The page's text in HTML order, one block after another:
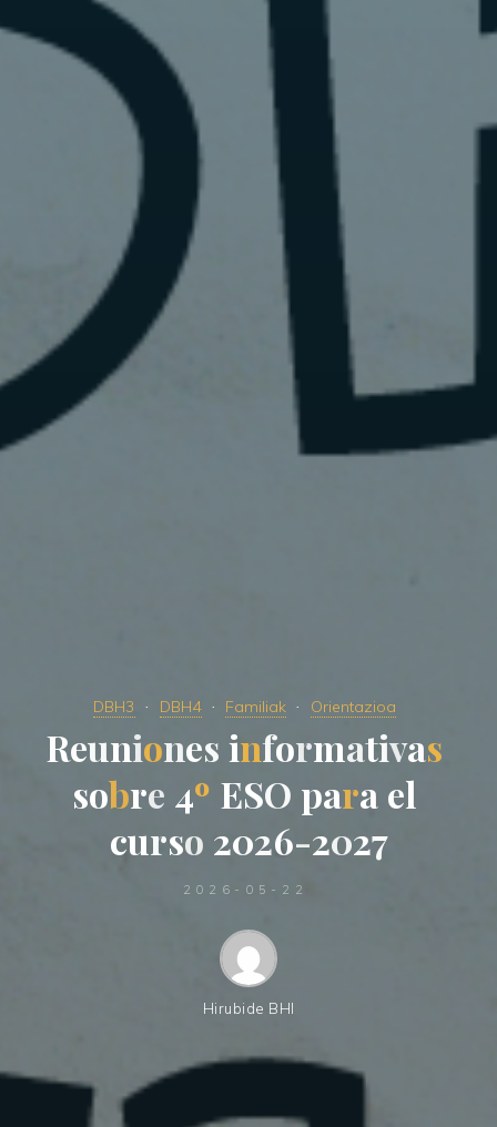
DBH3 DBH4 Familiak Orientazioa
Reuniones informativas
sobre 4º ESO para el
curso 2026-2027
2026-05-22
Hirubide BHI